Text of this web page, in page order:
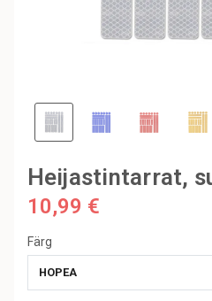
Heijastintarrat,
10,99 €
Färg
HOPEA